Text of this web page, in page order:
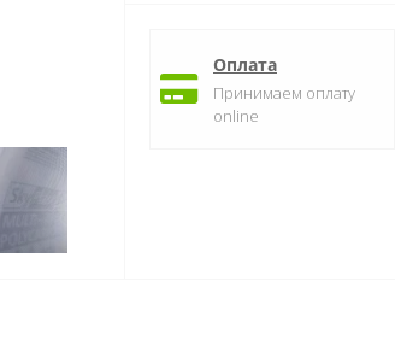
Оплата
Принимаем оплату
online